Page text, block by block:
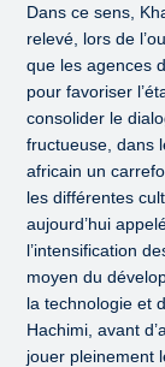
Dans ce sens,
relevé, lors de
que les agences
pour favoriser
consolider le
fructueuse, dans
africain un
les différentes
aujourd’hui
l’intensification
moyen du
la technologie et
Hachimi, avant
jouer pleinement